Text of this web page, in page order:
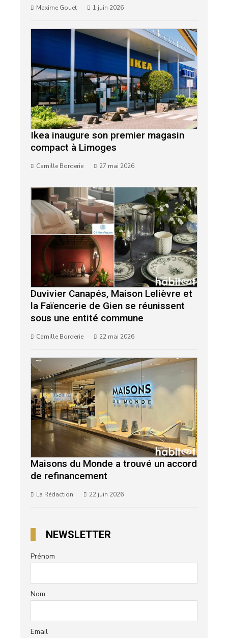
Maxime Gouet 1 juin 2026
Ikea inaugure son premier magasin
compact à Limoges
Camille Borderie 27 mai 2026
Duvivier Canapés, Maison Lelièvre et
la Faïencerie de Gien se réunissent
sous une entité commune
Camille Borderie 22 mai 2026
Maisons du Monde a trouvé un accord
de refinancement
La Rédaction 22 juin 2026
NEWSLETTER
Prénom
Nom
Email